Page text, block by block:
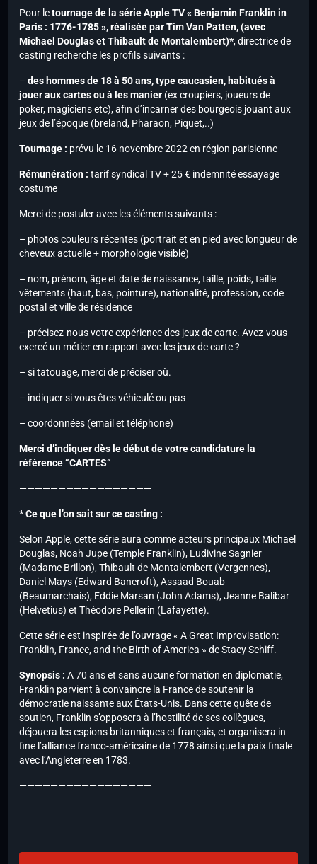
Pour letournage de la sérieApple TV« Benjamin Franklin in
Paris : 1776-1785 », réalisée par Tim Van Patten,(avec
Michael Douglas et Thibault de Montalembert)*, directrice de
casting recherche les profils suivants :
– des hommes de 18 à 50 ans, type caucasien, habitués à
jouer aux cartes ou à les manier (ex croupiers, joueurs de
poker, magiciens etc), afin d’incarner des bourgeois jouant aux
jeux de l’époque (breland, Pharaon, Piquet,..)
Tournage : prévu le 16 novembre 2022 en région parisienne
Rémunération : tarif syndical TV + 25 € indemnité essayage
costume
Merci de postuler avec les éléments suivants :
– photos couleurs récentes (portrait et en pied avec longueur de
cheveux actuelle + morphologie visible)
– nom, prénom, âge et date de naissance, taille, poids, taille
vêtements (haut, bas, pointure), nationalité, profession, code
postal et ville de résidence
– précisez-nous votre expérience des jeux de carte. Avez-vous
exercé un métier en rapport avec les jeux de carte ?
– si tatouage, merci de préciser où.
– indiquer si vous êtes véhiculé ou pas
– coordonnées (email et téléphone)
Merci d’indiquer dès le début de votre candidature la
référence “CARTES”
—————————————————
* Ce que l’on sait sur ce casting :
Selon Apple, cette série aura comme acteurs principaux Michael
Douglas, Noah Jupe (Temple Franklin), Ludivine Sagnier
(Madame Brillon), Thibault de Montalembert (Vergennes),
Daniel Mays (Edward Bancroft), Assaad Bouab
(Beaumarchais), Eddie Marsan (John Adams), Jeanne Balibar
(Helvetius) et Théodore Pellerin (Lafayette).
Cette série est inspirée de l’ouvrage « A Great Improvisation:
Franklin, France, and the Birth of America » de Stacy Schiff.
Synopsis : A 70 ans et sans aucune formation en diplomatie,
Franklin parvient à convaincre la France de soutenir la
démocratie naissante aux États-Unis. Dans cette quête de
soutien, Franklin s’opposera à l’hostilité de ses collègues,
déjouera les espions britanniques et français, et organisera in
fine l’alliance franco-américaine de 1778 ainsi que la paix finale
avec l’Angleterre en 1783.
—————————————————